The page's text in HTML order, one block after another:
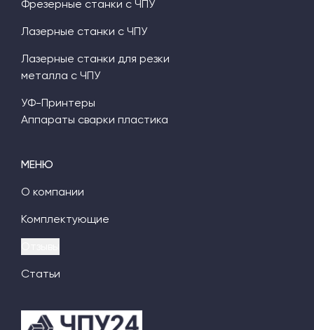
МЕНЮ
О компании
Комплектующие
Статьи
Фрезерные станки с ЧПУ
Лазерные станки с ЧПУ
Лазерные станки для резки
металла с ЧПУ
УФ-Принтеры
Аппараты сварки пластика